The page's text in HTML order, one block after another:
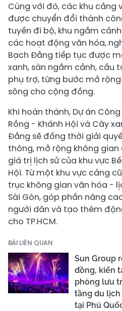
Cùng với đó, các khu cảng
được chuyển đổi thành
tuyến đi bộ, khu ngắm
các hoạt động văn hóa,
Bạch Đằng tiếp tục được
xanh, sàn ngắm cảnh, cầu
phụ trợ, từng bước mở
sông cho cộng đồng.
Khi hoàn thành, Dự án
Rồng - Khánh Hội và Cây
Đằng sẽ đồng thời giải
thông, mở rộng không
giá trị lịch sử của khu vực
Hội. Từ một khu vực cảng
trục không gian văn hóa -
Sài Gòn, góp phần nâng
người dân và tạo thêm
cho TP.HCM.
BÀI LIÊN QUAN
Sun Group
đồng, kiến
phòng lưu
tầng du lịch
tại Phú